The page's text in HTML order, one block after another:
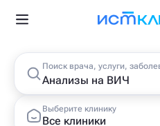
Поиск врача, услуги,
Выберите клинику
Все клиники